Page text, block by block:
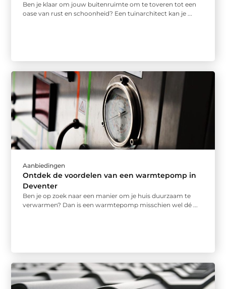
Ben je klaar om jouw buitenruimte om te toveren tot een
oase van rust en schoonheid? Een tuinarchitect kan je ...
Aanbiedingen
Ontdek de voordelen van een warmtepomp in
Deventer
Ben je op zoek naar een manier om je huis duurzaam te
verwarmen? Dan is een warmtepomp misschien wel dé ...